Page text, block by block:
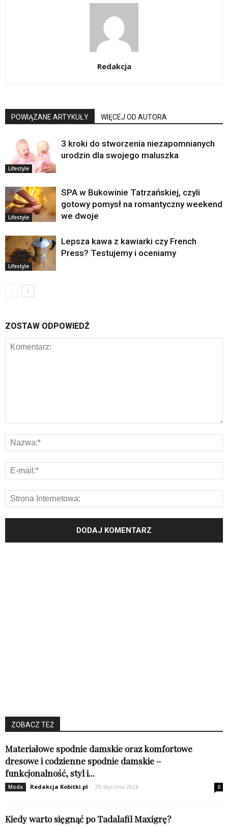
Redakcja
POWIĄZANE ARTYKUŁY WIĘCEJ OD AUTORA
Lifestyle
3 kroki do stworzenia niezapomnianych
urodzin dla swojego maluszka
Lifestyle
SPA w Bukowinie Tatrzańskiej, czyli
gotowy pomysł na romantyczny weekend
we dwoje
Lifestyle
Lepsza kawa z kawiarki czy French
Press? Testujemy i oceniamy
ZOSTAW ODPOWIEDŹ
ZOBACZ TEŻ
Materiałowe spodnie damskie oraz komfortowe
dresowe i codzienne spodnie damskie –
funkcjonalność, styl i...
Moda Redakcja Kobitki.pl - 29 stycznia 2026 0
Kiedy warto sięgnąć po Tadalafil Maxigrę?